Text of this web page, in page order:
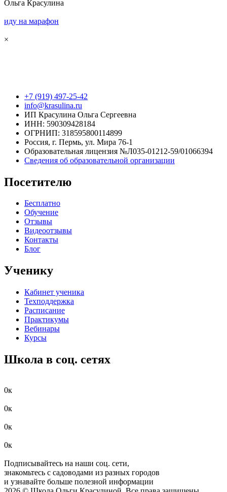
Ольга Красулина
иду на марафон
×
+7 (919) 497-25-42
info@krasulina.ru
ИП Красулина Ольга Сергеевна
ИНН: 590309428184
ОГРНИП: 318595800114899
Россия, г. Пермь, ул. Мира 76-1
Образовательная лицензия №Л035-01212-59/01066394
Сведения об образовательной организации
Посетителю
Бесплатно
Обучение
Отзывы
Видеоотзывы
Контакты
Блог
Ученику
Кабинет ученика
Техподдержка
Расписание
Практикумы
Вебинары
Курсы
Школа в соц. сетях
0к
0к
0к
0к
Подписывайтесь на наши соц. сети,
знакомьтесь с садоводами из разных городов
и узнавайте больше полезной информации